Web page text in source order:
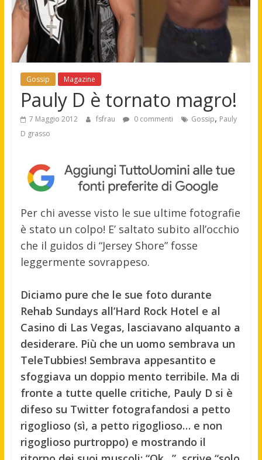
Gossip Magazine
Pauly D è tornato magro!
7 Maggio 2012 fsfrau 0 commenti Gossip, Pauly
D grasso
Per chi avesse visto le sue ultime fotografie
è stato un colpo! E’ saltato subito all’occhio
che il guidos di “Jersey Shore” fosse
leggermente sovrappeso.
Diciamo pure che le sue foto durante
Rehab Sundays all’Hard Rock Hotel e al
Casino di Las Vegas, lasciavano alquanto a
desiderare. Più che un uomo sembrava un
TeleTubbies! Sembrava appesantito e
sfoggiava un doppio mento terribile. Ma di
fronte a tutte quelle critiche, Pauly D si è
difeso su Twitter fotografandosi a petto
rigoglioso (sì, a petto rigoglioso… e non
rigoglioso purtroppo) e mostrando il